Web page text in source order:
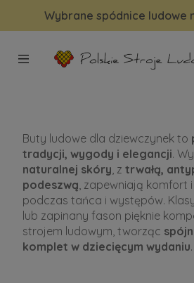
Wybrane spódnice ludowe
Buty ludowe dla dziewczynek to
tradycji, wygody i elegancji.
naturalnej skóry , z trwałą,
podeszwą , zapewniają komfort
podczas tańca i występów.
lub zapinany fason pięknie
strojem ludowym, tworząc
komplet w dziecięcym wydaniu.